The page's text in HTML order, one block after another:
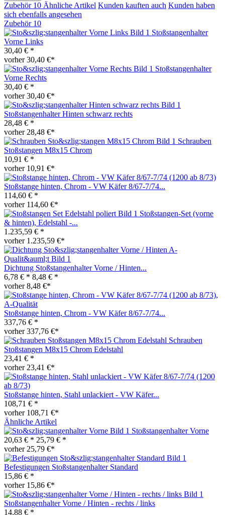
Zubehör 10 Ähnliche Artikel Kunden kauften auch Kunden haben
sich ebenfalls angesehen
Zubehör 10
Stoßstangenhalter
Vorne Links
30,40 € *
vorher 30,40 €*
Stoßstangenhalter
Vorne Rechts
30,40 € *
vorher 30,40 €*
Stoßstangenhalter Hinten schwarz rechts
28,48 € *
vorher 28,48 €*
Schrauben
Stoßstangen M8x15 Chrom
10,91 € *
vorher 10,91 €*
Stoßstange hinten, Chrom - VW Käfer 8/67-7/74...
114,60 € *
vorher 114,60 €*
Stoßstangen-Set (vorne
& hinten), Edelstahl -...
1.235,59 € *
vorher 1.235,59 €*
Dichtung Stoßstangenhalter Vorne / Hinten...
6,78 € * 8,48 € *
vorher 8,48 €*
Stoßstange hinten, Chrom - VW Käfer 8/67-7/74...
337,76 € *
vorher 337,76 €*
Schrauben
Stoßstangen M8x15 Chrom Edelstahl
23,41 € *
vorher 23,41 €*
Stoßstange hinten, Stahl unlackiert - VW Käfer...
108,71 € *
vorher 108,71 €*
Ähnliche Artikel
Stoßstangenhalter Vorne
20,63 € * 25,79 € *
vorher 25,79 €*
Befestigungen Stoßstangenhalter Standard
15,86 € *
vorher 15,86 €*
Stoßstangenhalter Vorne / Hinten - rechts / links
14,88 € *